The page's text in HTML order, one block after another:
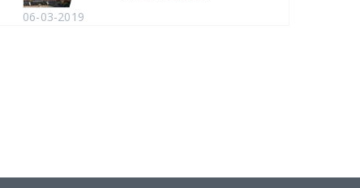
06-03-2019